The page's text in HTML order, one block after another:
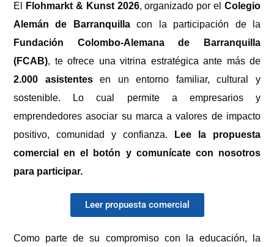
El
Flohmarkt & Kunst 2026, organizado por el Colegio
Alemán de Barranquillacon la participación de la
Fundación Colombo-Alemana de Barranquilla
(FCAB), te ofrece una vitrina estratégica ante más de
2.000 asistentesen un entorno familiar, cultural y
sostenible. Lo cual permite a empresarios y
emprendedores asociar su marca a valores de impacto
positivo, comunidad y confianza.
Lee la propuesta
comercial en el botón y comunícate con nosotros
para participar.
Leer propuesta comercial
Como parte de su compromiso con la educación, la